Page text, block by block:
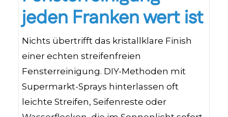
jeden Franken wert ist
Nichts übertrifft das kristallklare Finish
einer echten streifenfreien
Fensterreinigung. DIY-Methoden mit
Supermarkt-Sprays hinterlassen oft
leichte Streifen, Seifenreste oder